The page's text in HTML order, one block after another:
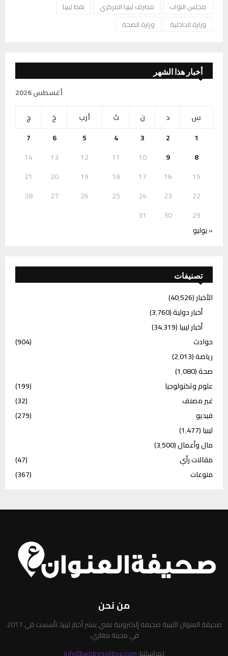
مجلس النواب
مصرف ليبيا المركزي
نفط ليبيا
وزارة الداخلية
وزارة الصحة
أخبار هذا الشهر
أغسطس 2026
س
د ن ث أرب خ
ج
1
2
3
4
5
6
7
8
9
10
11
12
13
14
15
16
17
18
19
20
21
22
23
24
25
26
27
28
29
30
31
« يوليو
تصنيفات
الأخبار(40٬526)
أخبار دولية(3٬760)
أخبار ليبيا(34٬319)
حوادث
(904)
رياضة(2٬013)
صحة(1٬080)
علوم وتكنولوجيا
(199)
غير مصنف
(32)
فيديو
(279)
ليبيا(1٬477)
مال وأعمال(3٬500)
مقالات رأي
(47)
منوعات
(367)
من نحن
صحيفة العنوان الليبية صحيفة إلكترونية تعني بنشر أخبار ليبيا. تأسست في 2017
في مدينة بنغازي.
لمراسلتنا:info@addresslibya.com